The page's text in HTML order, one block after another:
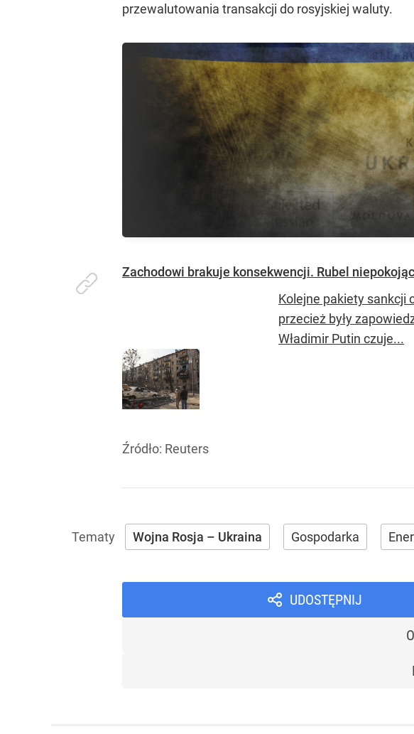
przewalutowania transakcji do rosyjskiej waluty.
Zachodowi brakuje konsekwencji. Rubel
Kolejne pakiety sankcji
przecież były
Władimir Putin czuje...
Źródło: Reuters
Wojna Rosja – Ukraina Gospodarka
UDOSTĘPNIJ